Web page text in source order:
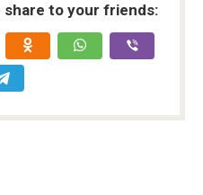
share to your friends: